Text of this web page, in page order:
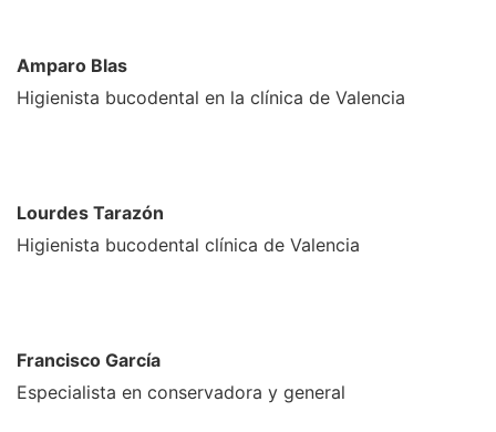
Amparo Blas
Higienista bucodental en la clínica de Valencia
Lourdes Tarazón
Higienista bucodental clínica de Valencia
Francisco García
Especialista en conservadora y general